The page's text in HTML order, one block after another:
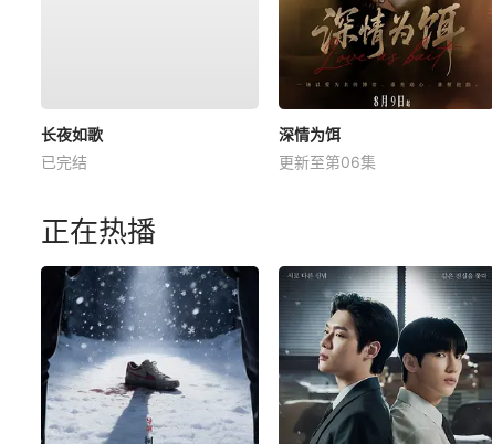
长夜如歌
已完结
深情为饵
更新至第06集
正在热播